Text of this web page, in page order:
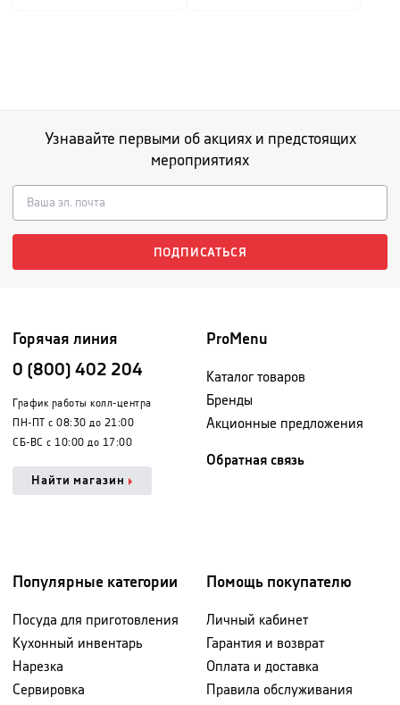
Узнавайте первыми об акциях и предстоящих
мероприятиях
ПОДПИСАТЬСЯ
Горячая линия
0 (800) 402 204
График работы колл-центра
ПН-ПТ с 08:30 до 21:00
СБ-ВС с 10:00 до 17:00
Найти магазин
ProMenu
Каталог товаров
Бренды
Акционные предложения
Обратная связь
Популярные категории
Посуда для приготовления
Кухонный инвентарь
Нарезка
Сервировка
Помощь покупателю
Личный кабинет
Гарантия и возврат
Оплата и доставка
Правила обслуживания